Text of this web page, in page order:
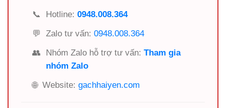
📞 Hotline: 0948.008.364
💬
Zalo tư vấn: 0948.008.364
👥
Nhóm Zalo hỗ trợ tư vấn: Tham gia
nhóm Zalo
🌐 Website: gachhaiyen.com